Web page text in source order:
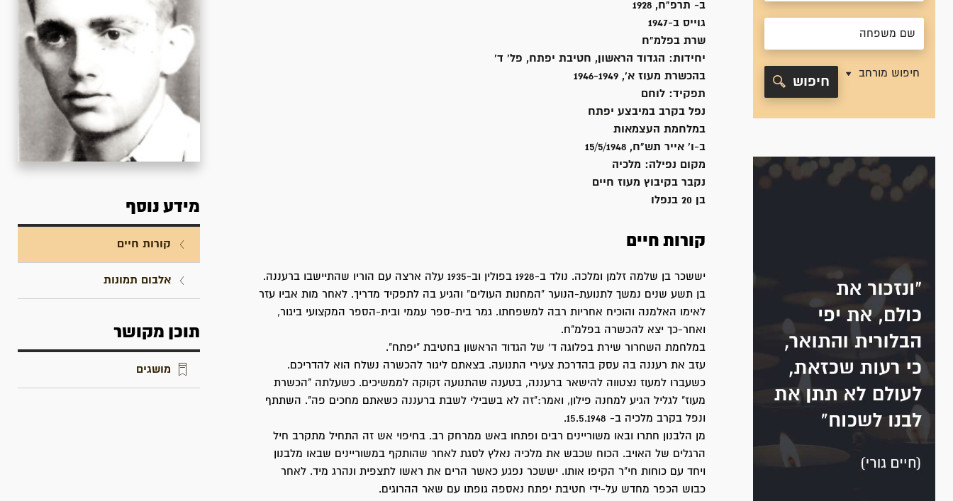
חיפוש מורחב
חיפוש
ב- תרפ"ח, 1928
גוייס ב-1947
שרת בפלמ"ח
יחידות: הגדוד הראשון, חטיבת יפתח, פל' ד'
בהכשרת מעוז א', 1946-1949
תפקיד: לוחם
נפל בקרב במיבצע יפתח
במלחמת העצמאות
ב-ו' אייר תש"ח, 15/5/1948
מקום נפילה: מלכיה
נקבר בקיבוץ מעוז חיים
בן 20 בנפלו
קורות חיים
יששכר בן שלמה זלמן ומלכה. נולד ב-1928 בפולין וב-1935 עלה ארצה עם הוריו שהתיישבו ברעננה.
בן תשע שנים נמשך לתנועת-הנוער "המחנות העולים" והגיע בה לתפקיד מדריך. לאחר מות אביו עזר
לאימו האלמנה והוכיח אחריות רבה למשפחתו. גמר בית-ספר עממי ובית-הספר המקצועי ביגור,
ואחר-כך יצא להכשרה בפלמ"ח.
במלחמת השחרור שירת בפלוגה ד' של הגדוד הראשון בחטיבת "יפתח".
עזב את רעננה בה עסק בהדרכת צעירי התנועה. בצאתם ליגור להכשרה נשלח הוא להדריכם.
כשעברו למעוז נצטווה להישאר ברעננה, בטענה שהתנועה זקוקה לממשיכים. כשעלתה "הכשרת
מעוז" לגליל הגיע למחנה פילון, ואמר:"זה לא בשבילי לשבת ברעננה כשאתם מחכים פה". השתתף
ונפל בקרב מלכיה ב- 15.5.1948.
מן הלבנון חתרו ובאו משוריינים רבים ופתחו באש ממרחק רב. בחיפוי אש זה התחיל מתקרב חיל
הרגלים של האויב. הכוח שכבש את מלכיה נאלץ לסגת לאחר שהותקף במשוריינים שבאו מלבנון
ויחד עם כוחות חי"ר הקיפו אותו. יששכר נפגע כאשר הרים את ראשו לתצפית ונהרג מיד. לאחר
כבוש הכפר מחדש על-ידי חטיבת יפתח נאספה גופתו עם שאר ההרוגים.
מידע נוסף
קורות חיים
אלבום תמונות
תוכן מקושר
מושגים